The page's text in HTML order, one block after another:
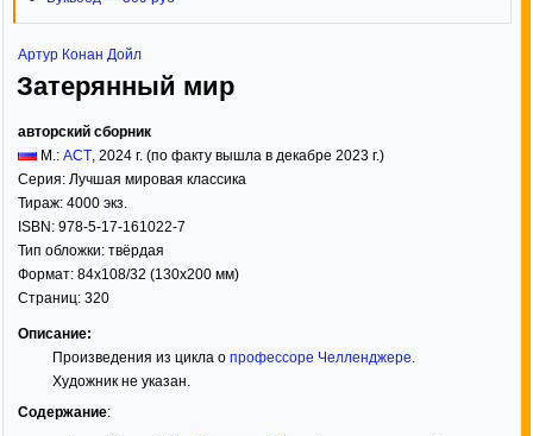
Артур Конан Дойл
Затерянный мир
авторский сборник
М.: АСТ, 2024 г. (по факту вышла в декабре 2023 г.)
Серия: Лучшая мировая классика
Тираж: 4000 экз.
ISBN: 978-5-17-161022-7
Тип обложки: твёрдая
Формат: 84x108/32 (130x200 мм)
Страниц: 320
Описание:
Произведения из цикла о профессоре Челленджере.
Художник не указан.
Содержание: